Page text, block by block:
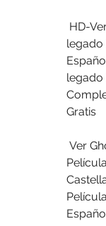
legado
legado
Gratis